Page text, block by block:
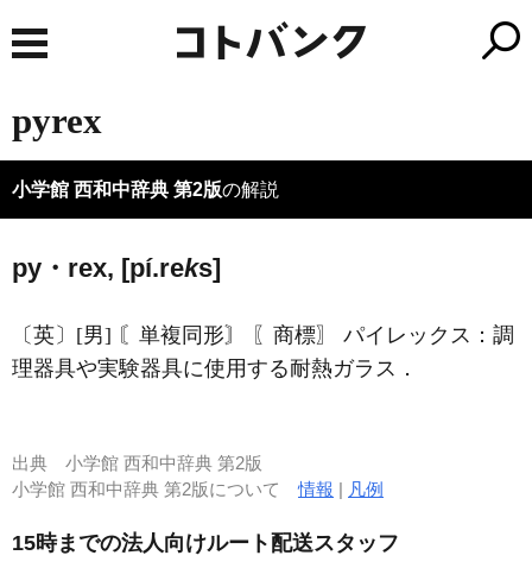
pyrex
小学館 西和中辞典 第2版の解説
py・rex, [pí.reks]
〔英〕[男] 〘単複同形〙 〖商標〗 パイレックス：調
理器具や実験器具に使用する耐熱ガラス．
出典 小学館 西和中辞典 第2版
小学館 西和中辞典 第2版について情報 | 凡例
15時までの法人向けルート配送スタッフ